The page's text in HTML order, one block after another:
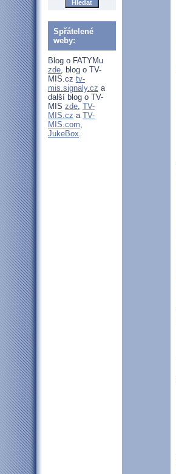
Spřátelené
weby:
Blog o FATYMu
zde, blog o TV-
MIS.cz tv-
mis.signaly.cz a
další blog o TV-
MIS zde, TV-
MIS.cz a TV-
MIS.com,
JukeBox.